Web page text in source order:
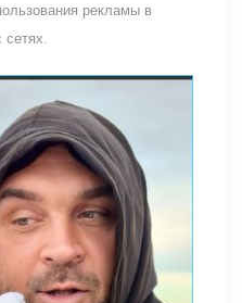
рекламы в